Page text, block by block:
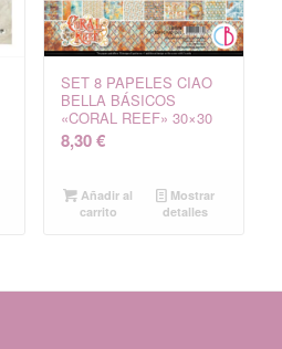
SET 8 PAPELES CIAO
BELLA BÁSICOS
«CORAL REEF» 30×30
8,30€
Añadir al
carrito
Mostrar
detalles